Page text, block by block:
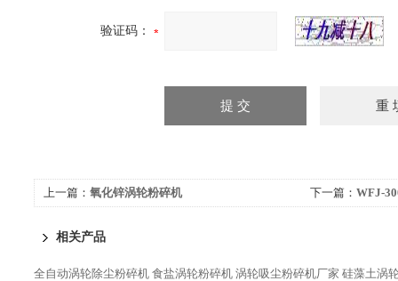
验证码：
上一篇： 氧化锌涡轮粉碎机 下一篇： WFJ-
相关产品
全自动涡轮除尘粉碎机 食盐涡轮粉碎机 涡轮吸尘粉碎机厂家 硅藻土涡